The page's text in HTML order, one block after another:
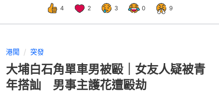
4 2 3 0 9
港聞 突發
大埔白石角單車男被毆｜女友人疑被青
年搭訕 男事主護花遭毆劫